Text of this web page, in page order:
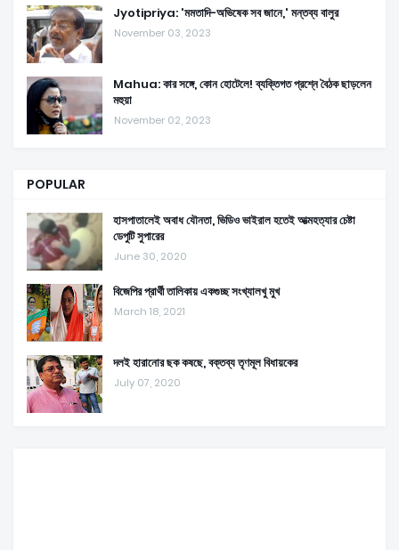
Jyotipriya: 'মমতাদি-অভিষেক সব জানে,' মন্তব্য বালুর
November 03, 2023
Mahua: কার সঙ্গে, কোন হোটেলে! ব্যক্তিগত প্রশ্নে বৈঠক ছাড়লেন
মহুয়া
November 02, 2023
POPULAR
হাসপাতালেই অবাধ যৌনতা, ভিডিও ভাইরাল হতেই আত্মহত্যার চেষ্টা
ডেপুটি সুপারের
June 30, 2020
বিজেপির প্রার্থী তালিকায় একগুচ্ছ সংখ্যালখু মুখ
March 18, 2021
দলই হারানোর ছক কষছে, বক্তব্য তৃণমূল বিধায়কের
July 07, 2020